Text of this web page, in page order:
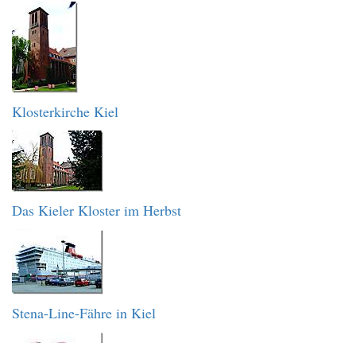
Klosterkirche Kiel
Das Kieler Kloster im Herbst
Stena-Line-Fähre in Kiel